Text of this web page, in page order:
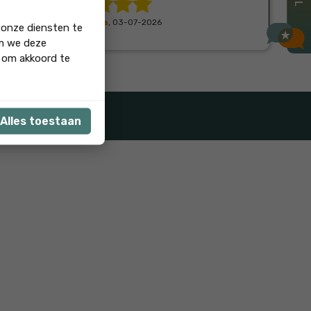
Irina Taekema, 03-07-2026
diensten te
we deze
akkoord te
Alles toestaan